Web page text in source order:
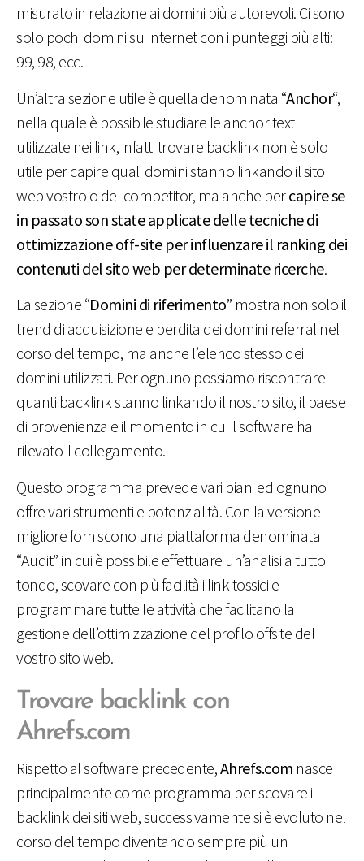
misurato in relazione ai domini più autorevoli. Ci sono
solo pochi domini su Internet con i punteggi più alti:
99, 98, ecc.
Un’altra sezione utile è quella denominata “Anchor“,
nella quale è possibile studiare le anchor text
utilizzate nei link, infatti trovare backlink non è solo
utile per capire quali domini stanno linkando il sito
web vostro o del competitor, ma anche percapire se
in passato son state applicate delle tecniche di
ottimizzazione off-site per influenzare il ranking dei
contenuti del sito web per determinate ricerche.
La sezione “Domini di riferimento” mostra non solo il
trend di acquisizione e perdita dei domini referral nel
corso del tempo, ma anche l’elenco stesso dei
domini utilizzati. Per ognuno possiamo riscontrare
quanti backlink stanno linkando il nostro sito, il paese
di provenienza e il momento in cui il software ha
rilevato il collegamento.
Questo programma prevede vari piani ed ognuno
offre vari strumenti e potenzialità. Con la versione
migliore forniscono una piattaforma denominata
“Audit” in cui è possibile effettuare un’analisi a tutto
tondo, scovare con più facilità i link tossici e
programmare tutte le attività che facilitano la
gestione dell’ottimizzazione del profilo offsite del
vostro sito web.
Trovare backlink con
Ahrefs.com
Rispetto al software precedente,Ahrefs.com nasce
principalmente come programma per scovare i
backlink dei siti web, successivamente si è evoluto nel
corso del tempo diventando sempre più un